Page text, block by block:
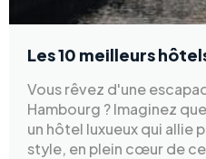
Les 10 meilleurs
Vous rêvez d'une
Hambourg ? Imaginez
un hôtel luxueux qui
style, en plein cœur de